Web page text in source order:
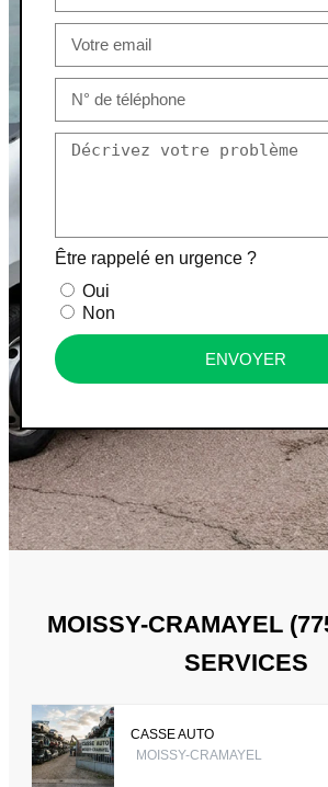
Être rappelé en urgence ?
Oui
Non
ENVOYER
MOISSY-CRAMAYEL
SERVICES
CASSE AUTO
MOISSY-CRAMAYEL